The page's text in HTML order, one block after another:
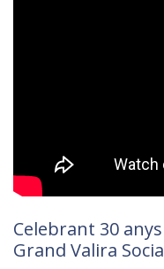
Celebrant 30
Grand Valira